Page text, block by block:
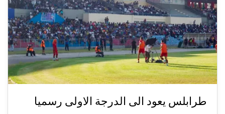
طرابلس يعود الى الدرجة الاولى رسميا